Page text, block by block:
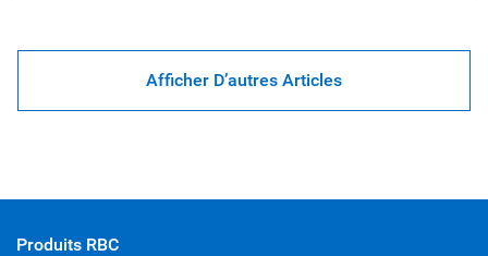
Afficher D’autres Articles
Produits RBC